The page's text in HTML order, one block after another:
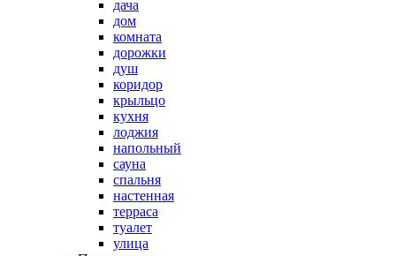
дача
дом
комната
дорожки
душ
коридор
крыльцо
кухня
лоджия
напольный
сауна
спальня
настенная
терраса
туалет
улица